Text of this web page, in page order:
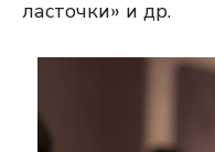
ласточки» и др.